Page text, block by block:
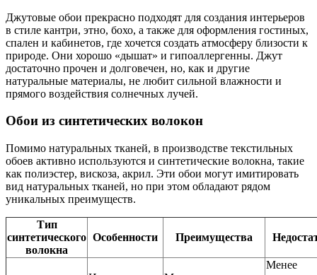
Джутовые обои прекрасно подходят для создания интерьеров
в стиле кантри, этно, бохо, а также для оформления гостиных,
спален и кабинетов, где хочется создать атмосферу близости к
природе. Они хорошо «дышат» и гипоаллергенны. Джут
достаточно прочен и долговечен, но, как и другие
натуральные материалы, не любит сильной влажности и
прямого воздействия солнечных лучей.
Обои из синтетических волокон
Помимо натуральных тканей, в производстве текстильных
обоев активно используются и синтетические волокна, такие
как полиэстер, вискоза, акрил. Эти обои могут имитировать
вид натуральных тканей, но при этом обладают рядом
уникальных преимуществ.
Тип
синтетического
волокна
Особенности Преимущества
Менее